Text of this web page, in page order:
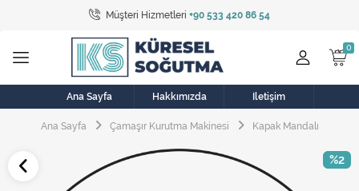
Müşteri Hizmetleri +90 533 420 86 54
Tüm Kategoriler
Bulaşık Makinesi
Buzdolabı
Çamaşır Kurutma Makinesi
Ana Sayfa Hakkımızda İletişim
Ana Sayfa Çamaşır Kurutma Makinesi Kapak Mandalı
%2